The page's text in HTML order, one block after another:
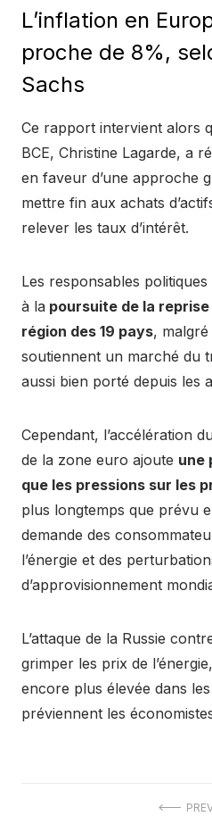
L’inflation en
proche de 8%,
Sachs
Ce rapport intervient alors
BCE, Christine Lagarde, a
en faveur d’une approche
mettre fin aux achats
relever les taux d’intérêt.
Les responsables
à la poursuite de la
région des 19 pays,
soutiennent un marché du
aussi bien porté depuis les
Cependant, l’accélération
de la zone euro ajoute une
que les pressions sur les
plus longtemps que prévu
demande des
l’énergie et des
d’approvisionnement
L’attaque de la Russie
grimper les prix de
encore plus élevée dans
préviennent les